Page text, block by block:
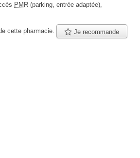
PMR (parking, entrée adaptée),
cette pharmacie. Je recommande